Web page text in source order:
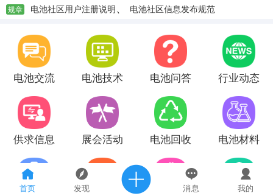
首页 发现 消息 我的
规章 电池社区用户注册说明、 电池社区信息发布规范
电池交流 电池技术 电池问答 行业动态
供求信息 展会活动 电池回收 电池材料